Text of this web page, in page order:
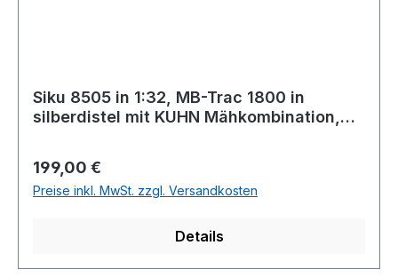
Siku 8505 in 1:32, MB-Trac 1800 in
silberdistel mit KUHN Mähkombination,
Regulärer Preis:
199,00 €
Preise inkl. MwSt. zzgl. Versandkosten
Details